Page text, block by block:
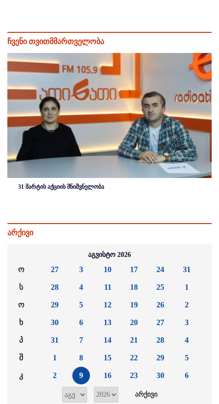
ჩვენი თვითმმართველობა
31 მარტის აქციის მნიშვნელობა
არქივი
აგვისტო 2026
ო
ს
ო
ხ
პ
შ
კ
27
28
29
30
31
1
2
3
4
5
6
7
8
9
10
11
12
13
14
15
16
17
18
19
20
21
22
23
24
25
26
27
28
29
30
31
1
2
3
4
5
6